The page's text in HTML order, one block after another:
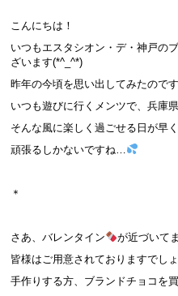
こんにちは！
いつもエスタシオン・デ・神戸の
ざいます(*^_^*)
昨年の今頃を思い出してみたのです
いつも遊びに行くメンツで、兵庫
そんな風に楽しく過ごせる日が早
頑張るしかないですね…
＊
さあ、バレンタイン
が近づいて
皆様はご用意されておりますでし
手作りする方、ブランドチョコを